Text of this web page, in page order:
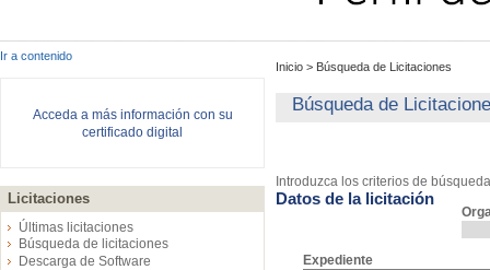
Ir a contenido
Acceda a más información con su
certificado digital
Licitaciones
Últimas licitaciones
Búsqueda de licitaciones
Descarga de Software
Inicio > Búsqueda de Licitaciones
Búsqueda de
Introduzca los criterios de
Datos de la licitación
Expediente